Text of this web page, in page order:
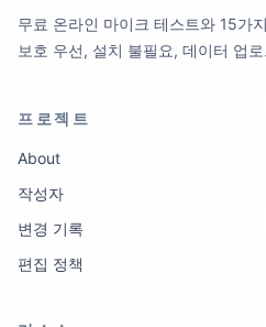
무료 온라인 마이크 테스트와 15가
보호 우선, 설치 불필요, 데이터 업
프로젝트
About
작성자
변경 기록
편집 정책